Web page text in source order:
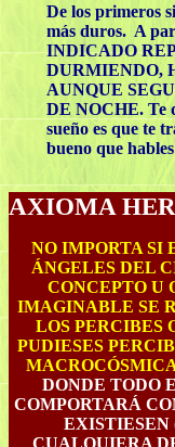
De los primeros
más duros. A
INDICADO
DURMIENDO,
AUNQUE
DE NOCHE. Te
sueño es que te
bueno que
AXIOMA
NO IMPORTA SI
ÁNGELES DEL
CONCEPTO U
IMAGINABLE SE
LOS PERCIBES
PUDIESES
DONDE TODO
COMPORTARÁ
EXISTIESEN